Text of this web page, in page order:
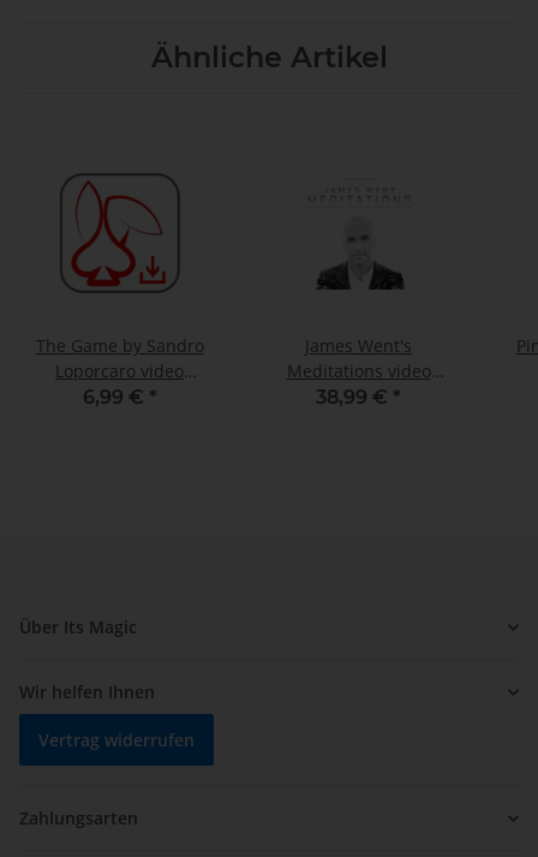
Ähnliche Artikel
The Game by Sandro
Loporcaro video
DOWNLOAD
6,99 € *
James Went's
Meditations video
DOWNLOAD
38,99 € *
Über Its Magic
Wir helfen Ihnen
Vertrag widerrufen
Zahlungsarten